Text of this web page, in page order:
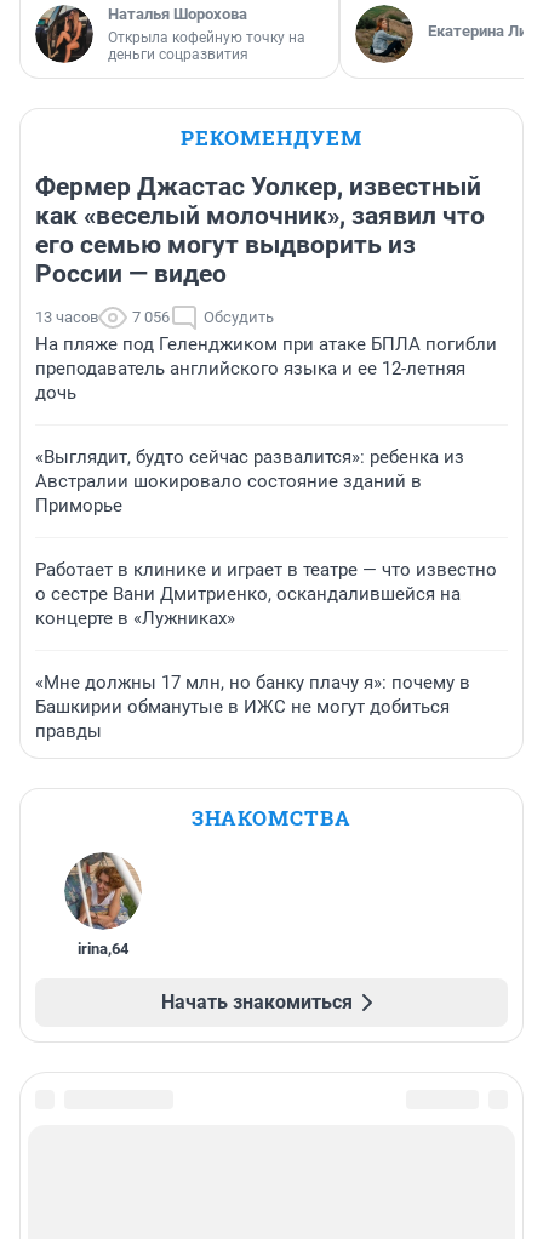
Наталья Шорохова
Открыла кофейную точку на
деньги соцразвития
Екатерина
РЕКОМЕНДУЕМ
Фермер Джастас Уолкер, известный
как «веселый молочник», заявил что
его семью могут выдворить из
России — видео
13 часов 7 056 Обсудить
На пляже под Геленджиком при атаке БПЛА погибли
преподаватель английского языка и ее 12-летняя
дочь
«Выглядит, будто сейчас развалится»: ребенка из
Австралии шокировало состояние зданий в
Приморье
Работает в клинике и играет в театре — что известно
о сестре Вани Дмитриенко, оскандалившейся на
концерте в «Лужниках»
«Мне должны 17 млн, но банку плачу я»: почему в
Башкирии обманутые в ИЖС не могут добиться
правды
ЗНАКОМСТВА
irina,64
Начать знакомиться